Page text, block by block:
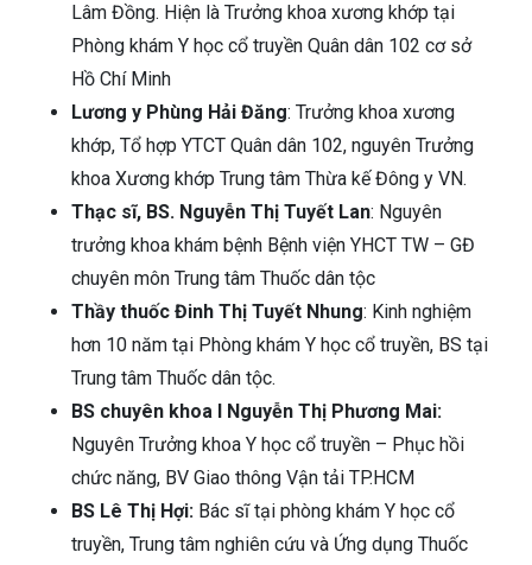
Lâm Đồng. Hiện là Trưởng khoa xương khớp tại
Phòng khám Y học cổ truyền Quân dân 102 cơ sở
Hồ Chí Minh
Lương y Phùng Hải Đăng: Trưởng khoa xương
khớp, Tổ hợp YTCT Quân dân 102, nguyên Trưởng
khoa Xương khớp Trung tâm Thừa kế Đông y VN.
Thạc sĩ, BS. Nguyễn Thị Tuyết Lan: Nguyên
trưởng khoa khám bệnh Bệnh viện YHCT TW – GĐ
chuyên môn Trung tâm Thuốc dân tộc
Thầy thuốc Đinh Thị Tuyết Nhung: Kinh nghiệm
hơn 10 năm tại Phòng khám Y học cổ truyền, BS tại
Trung tâm Thuốc dân tộc.
BS chuyên khoa I Nguyễn Thị Phương Mai:
Nguyên Trưởng khoa Y học cổ truyền – Phục hồi
chức năng, BV Giao thông Vận tải TP.HCM
BS Lê Thị Hợi: Bác sĩ tại phòng khám Y học cổ
truyền, Trung tâm nghiên cứu và Ứng dụng Thuốc